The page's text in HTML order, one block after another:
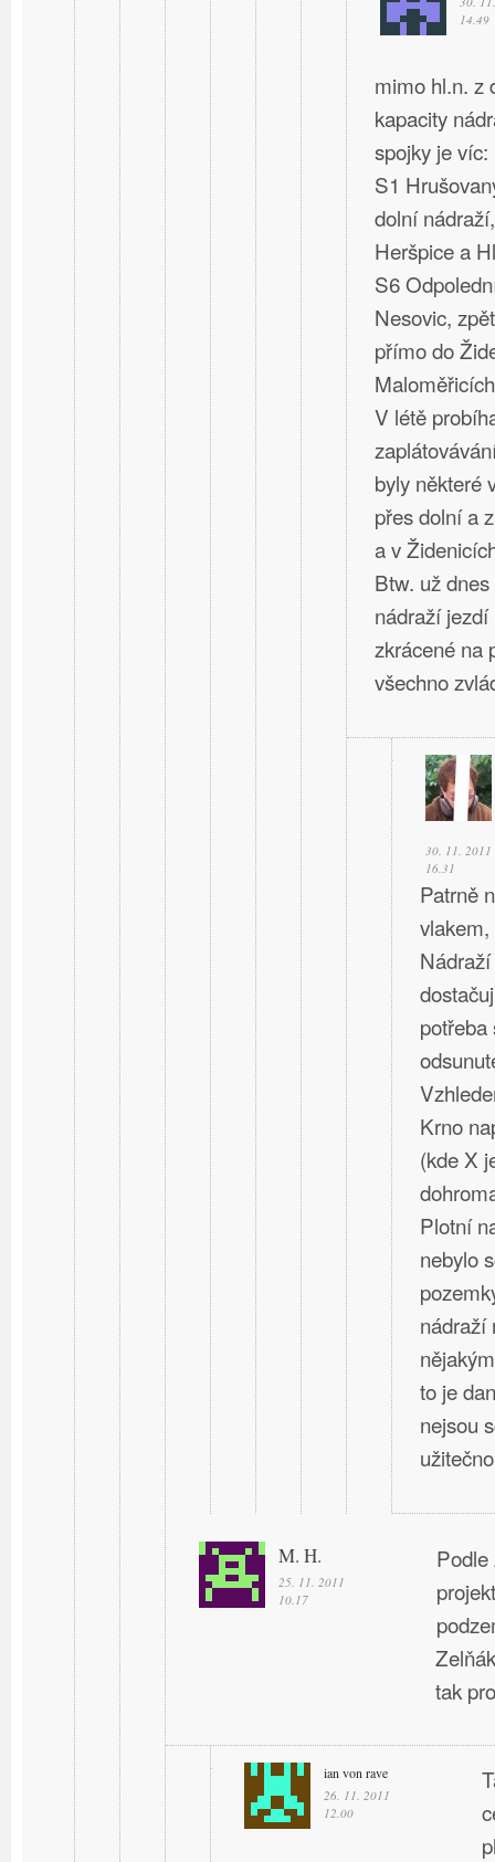
14.49
mimo hl.n. z
kapacity
spojky je víc:
S1
dolní
Heršpice a
S6
Nesovic,
přímo do
V létě
byly některé
přes dolní a
a v
Btw. už
nádraží
zkrácené na
všechno
30. 11. 2011
16.31
Patrně
Krno
(kde X
Plotní
nebylo
nádraží
to je
nejsou
M. H.
25. 11. 2011
10.17
Podle
tak
ian von rave
26. 11. 2011
12.00